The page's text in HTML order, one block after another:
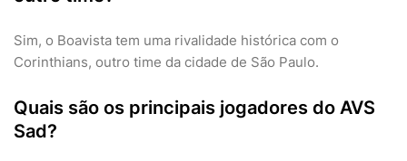
Sim, o Boavista tem uma rivalidade histórica com o
Corinthians, outro time da cidade de São Paulo.
Quais são os principais jogadores do AVS
Sad?